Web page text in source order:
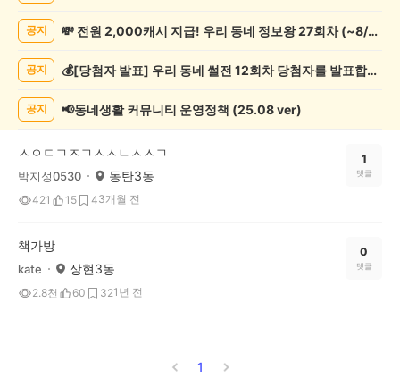
록
공지 💸 전원 2,000캐시 지급! 우리 동네 정보왕 27회차 (~8/10)
공지 💰[당첨자 발표] 우리 동네 썰전 12회차 당첨자를 발표합니다!
공지 📢동네생활 커뮤니티 운영정책 (25.08 ver)
ㅅㅇㄷㄱㅈㄱㅅㅅㄴㅅㅅㄱ
박지성0530 동탄3동
421 15 43개월 전
1
댓글
책가방
kate 상현3동
2.8천 60 321년 전
0
댓글
1